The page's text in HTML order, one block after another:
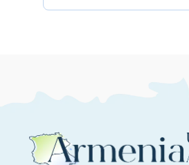
Quellen und ist 300 m